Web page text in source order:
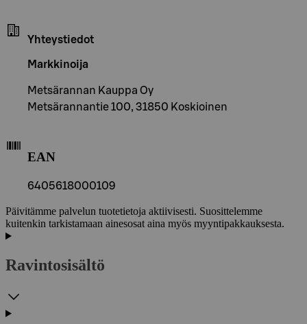
Yhteystiedot
Markkinoija
Metsärannan Kauppa Oy
Metsärannantie 100, 31850 Koskioinen
EAN
6405618000109
Päivitämme palvelun tuotetietoja aktiivisesti. Suosittelemme
kuitenkin tarkistamaan ainesosat aina myös myyntipakkauksesta.
Ravintosisältö